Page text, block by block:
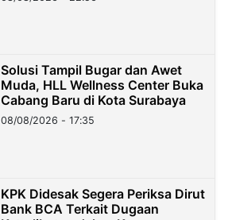
Solusi Tampil Bugar dan Awet
Muda, HLL Wellness Center Buka
Cabang Baru di Kota Surabaya
08/08/2026 - 17:35
KPK Didesak Segera Periksa Dirut
Bank BCA Terkait Dugaan